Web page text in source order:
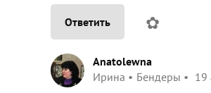
Ответить ✿
Anatolewna
Ирина
Бендеры 19